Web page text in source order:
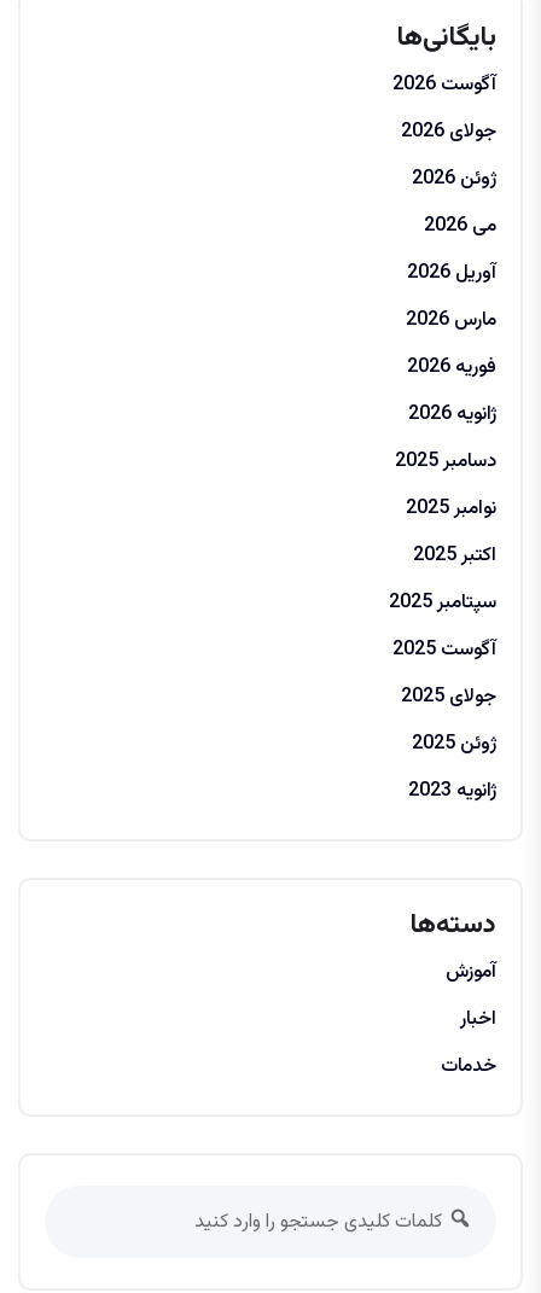
بایگانی‌ها
آگوست 2026
جولای 2026
ژوئن 2026
می 2026
آوریل 2026
مارس 2026
فوریه 2026
ژانویه 2026
دسامبر 2025
نوامبر 2025
اکتبر 2025
سپتامبر 2025
آگوست 2025
جولای 2025
ژوئن 2025
ژانویه 2023
دسته‌ها
آموزش
اخبار
خدمات